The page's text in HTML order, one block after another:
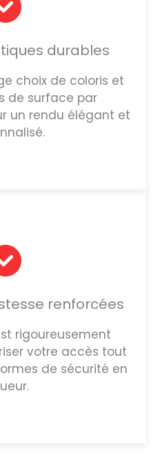
durables
choix de coloris et
de surface par
un rendu élégant et
renforcées
rigoureusement
votre accès tout
de sécurité en